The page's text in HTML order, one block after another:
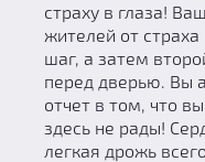
страху в глаза!
жителей от
шаг, а затем
перед дверью. Вы
отчет в том, что
здесь не рады!
легкая дрожь